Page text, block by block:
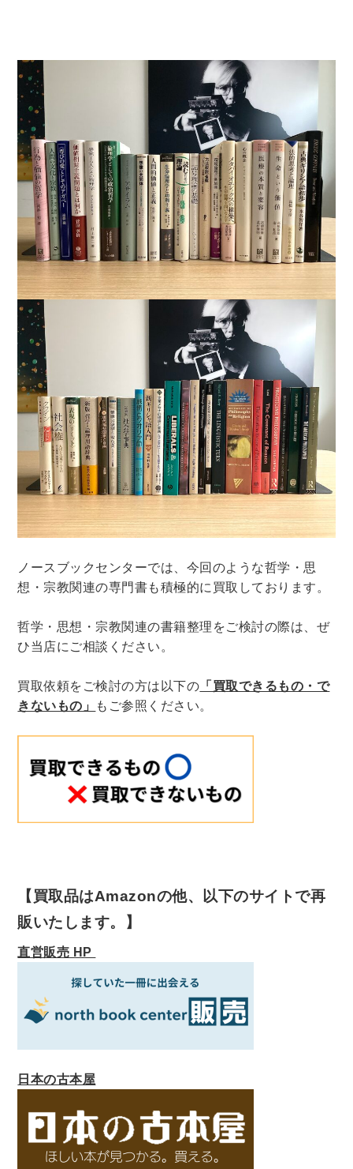
ノースブックセンターでは、今回のような哲学・思
想・宗教関連の専門書も積極的に買取しております。
哲学・思想・宗教関連の書籍整理をご検討の際は、ぜ
ひ当店にご相談ください。
買取依頼をご検討の方は以下の 「買取できるもの・で
きないもの」
もご参照ください。
【買取品はAmazonの他、以下のサイトで再
販いたします。】
直営販売 HP
日本の古本屋